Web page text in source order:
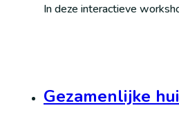
In deze interactieve
Gezamenlijke